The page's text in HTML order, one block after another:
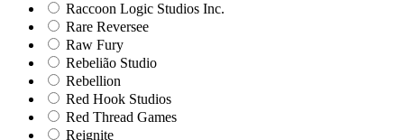
Raccoon Logic Studios Inc.
Rare Reversee
Raw Fury
Rebelião Studio
Rebellion
Red Hook Studios
Red Thread Games
Reignite